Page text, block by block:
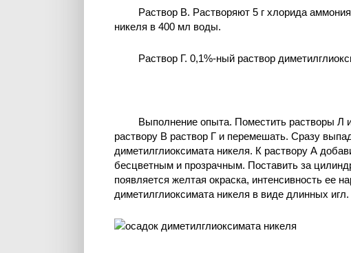
Раствор В. Растворяют 5 г хлорида
никеля в 400 мл воды.
Раствор Г. 0,1%-ный раствор
Выполнение опыта. Поместить растворы Л
раствору В раствор Г и перемешать. Сразу
диметилглиоксимата никеля. К раствору А
бесцветным и прозрачным. Поставить за
появляется желтая окраска, интенсивность ее
диметилглиоксимата никеля в виде длинных игл.